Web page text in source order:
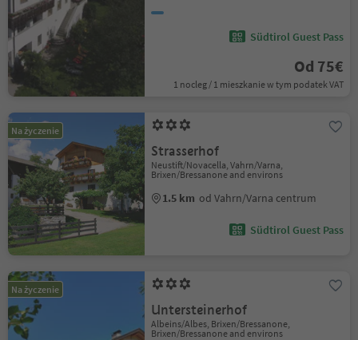
Südtirol Guest Pass
Od 75€
1 nocleg / 1 mieszkanie w tym podatek VAT
Na życzenie
Strasserhof
Neustift/Novacella, Vahrn/Varna,
Brixen/Bressanone and environs
1.5 km od Vahrn/Varna centrum
Südtirol Guest Pass
Na życzenie
Untersteinerhof
Albeins/Albes, Brixen/Bressanone,
Brixen/Bressanone and environs